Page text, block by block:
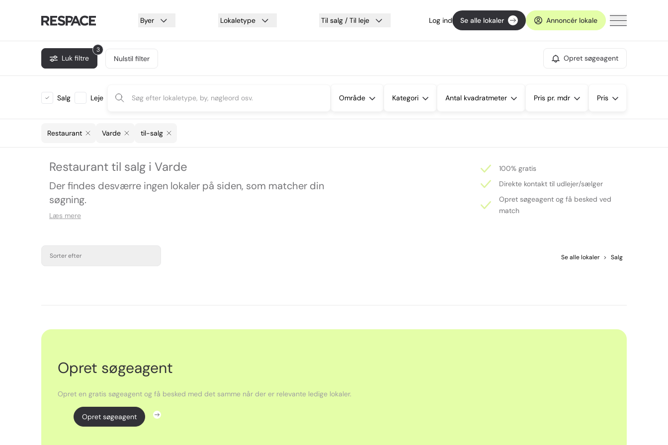
Byer Lokaletype Til salg / Til leje Log ind Se alle lokaler Annoncér lokale
3
Luk filtre Nulstil filter Opret søgeagent
Salg Leje Område Kategori Antal kvadratmeter Pris pr. mdr Pris
Restaurant Varde til-salg
Restaurant til salg i Varde
Der findes desværre ingen lokaler på siden, som matcher din
søgning.
Læs mere
100% gratis
Direkte kontakt til udlejer/sælger
Opret søgeagent og få besked ved
match
Sorter efter Se alle lokaler > Salg
Opret søgeagent
Opret en gratis søgeagent og få besked med det samme når der er relevante ledige lokaler.
Opret søgeagent